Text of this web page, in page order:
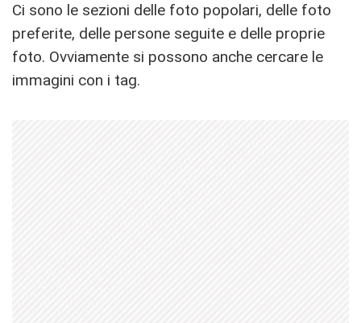
Ci sono le sezioni delle foto popolari, delle foto
preferite, delle persone seguite e delle proprie
foto. Ovviamente si possono anche cercare le
immagini con i tag.